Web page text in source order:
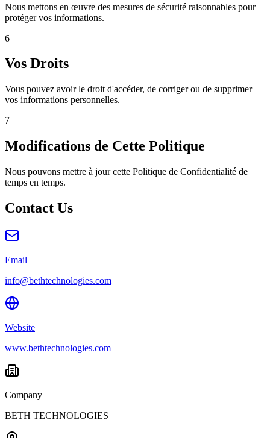
Nous mettons en œuvre des mesures de sécurité raisonnables pour
protéger vos informations.
6
Vos Droits
Vous pouvez avoir le droit d'accéder, de corriger ou de supprimer
vos informations personnelles.
7
Modifications de Cette Politique
Nous pouvons mettre à jour cette Politique de Confidentialité de
temps en temps.
Contact Us
Email
info@bethtechnologies.com
Website
www.bethtechnologies.com
Company
BETH TECHNOLOGIES